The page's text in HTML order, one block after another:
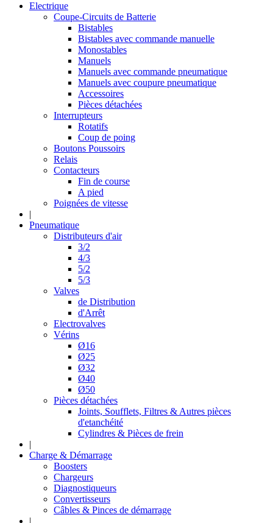
Electrique
Coupe-Circuits de Batterie
Bistables
Bistables avec commande manuelle
Monostables
Manuels
Manuels avec commande pneumatique
Manuels avec coupure pneumatique
Accessoires
Pièces détachées
Interrupteurs
Rotatifs
Coup de poing
Boutons Poussoirs
Relais
Contacteurs
Fin de course
A pied
Poignées de vitesse
|
Pneumatique
Distributeurs d'air
3/2
4/3
5/2
5/3
Valves
de Distribution
d'Arrêt
Electrovalves
Vérins
Ø16
Ø25
Ø32
Ø40
Ø50
Pièces détachées
Joints, Soufflets, Filtres & Autres pièces
d'etanchéité
Cylindres & Pièces de frein
|
Charge & Démarrage
Boosters
Chargeurs
Diagnostiqueurs
Convertisseurs
Câbles & Pinces de démarrage